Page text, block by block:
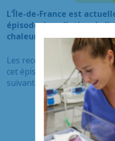
L’Île-de-France est
épisode de pollution de
chaleur.
Les recommandations
cet épisode de pollution de
suivantes :